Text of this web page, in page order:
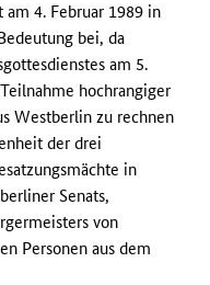
am 4. Februar 1989 in
bei, da
am 5.
hochrangiger
Westberlin zu rechnen
der drei
in
Senats,
von
Personen aus dem